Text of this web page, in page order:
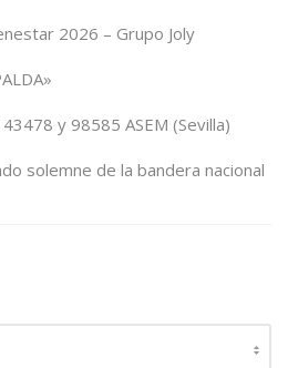
2026 – Grupo Joly
y 98585 ASEM (Sevilla)
solemne de la bandera nacional